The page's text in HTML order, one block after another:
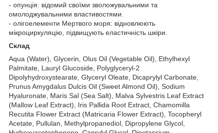
- опунція: відомий своїми зволожувальними та
омолоджувальними властивостями.
- олігоелементи Мертвого моря: відновлюють
мікроциркуляцію, підвищують еластичність шкіри.
Склад
Aqua (Water), Glycerin, Olus Oil (Vegetable Oil), Ethylhexyl
Palmitate, Lauryl Glucoside, Polyglyceryl-2
Dipolyhydroxystearate, Glyceryl Oleate, Dicaprylyl Carbonate,
Prunus Amygdalus Dulcis Oil (Sweet Almond Oil), Sodium
Hyaluronate, Maris Sal (Sea Salt), Malva Sylvestris Leaf Extract
(Mallow Leaf Extract), Iris Pallida Root Extract, Chamomilla
Recutita Flower Extract (Matricaria Flower Extract), Tocopheryl
Acetate, Pullulan, Methylpropanediol, Dipropylene Glycol,